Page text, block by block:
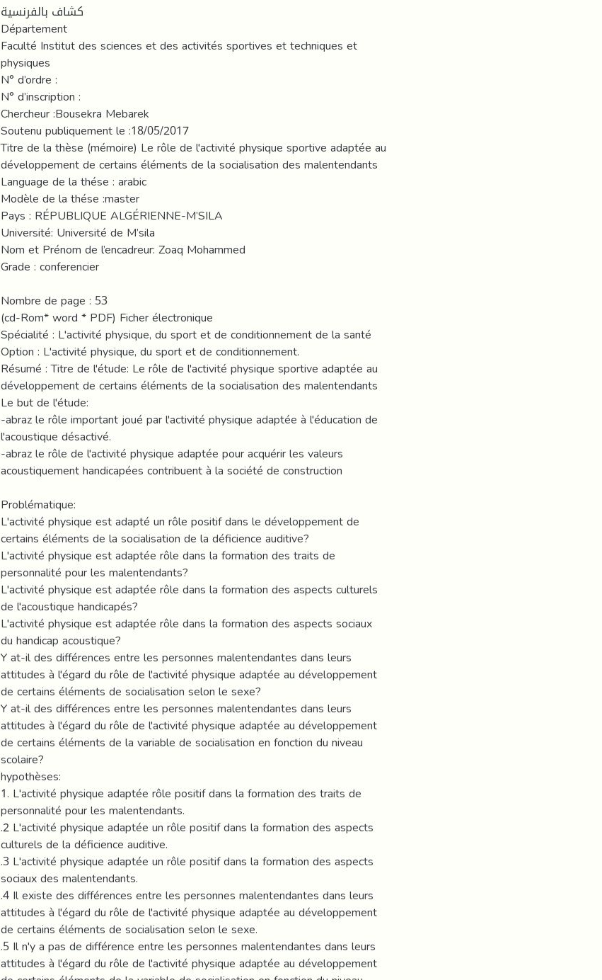
كشاف بالفرنسية
Département
Faculté Institut des sciences et des activités sportives et techniques et
physiques
N° d’ordre :
N° d’inscription :
Chercheur :Bousekra Mebarek
Soutenu publiquement le :18/05/2017
Titre de la thèse (mémoire) Le rôle de l'activité physique sportive adaptée au
développement de certains éléments de la socialisation des malentendants
Language de la thése : arabic
Modèle de la thése :master
Pays : RÉPUBLIQUE ALGÉRIENNE-M’SILA
Université: Université de M’sila
Nom et Prénom de l’encadreur: Zoaq Mohammed
Grade : conferencier
Nombre de page : 53
(cd-Rom* word * PDF) Ficher électronique
Spécialité : L'activité physique, du sport et de conditionnement de la santé
Option : L'activité physique, du sport et de conditionnement.
Résumé : Titre de l'étude: Le rôle de l'activité physique sportive adaptée au
développement de certains éléments de la socialisation des malentendants
Le but de l'étude:
-abraz le rôle important joué par l'activité physique adaptée à l'éducation de
l'acoustique désactivé.
-abraz le rôle de l'activité physique adaptée pour acquérir les valeurs
acoustiquement handicapées contribuent à la société de construction
Problématique:
L'activité physique est adapté un rôle positif dans le développement de
certains éléments de la socialisation de la déficience auditive?
L'activité physique est adaptée rôle dans la formation des traits de
personnalité pour les malentendants?
L'activité physique est adaptée rôle dans la formation des aspects culturels
de l'acoustique handicapés?
L'activité physique est adaptée rôle dans la formation des aspects sociaux
du handicap acoustique?
Y at-il des différences entre les personnes malentendantes dans leurs
attitudes à l'égard du rôle de l'activité physique adaptée au développement
de certains éléments de socialisation selon le sexe?
Y at-il des différences entre les personnes malentendantes dans leurs
attitudes à l'égard du rôle de l'activité physique adaptée au développement
de certains éléments de la variable de socialisation en fonction du niveau
scolaire?
hypothèses:
1. L'activité physique adaptée rôle positif dans la formation des traits de
personnalité pour les malentendants.
.2 L'activité physique adaptée un rôle positif dans la formation des aspects
culturels de la déficience auditive.
.3 L'activité physique adaptée un rôle positif dans la formation des aspects
sociaux des malentendants.
.4 Il existe des différences entre les personnes malentendantes dans leurs
attitudes à l'égard du rôle de l'activité physique adaptée au développement
de certains éléments de socialisation selon le sexe.
.5 Il n'y a pas de différence entre les personnes malentendantes dans leurs
attitudes à l'égard du rôle de l'activité physique adaptée au développement